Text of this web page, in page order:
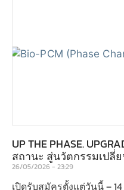
UP THE PHASE.
สถานะ สู่นวัตกรรมเปลี่
26/05/2026 23:29
เปิดรับสมัครตั้งแต่วันนี้ –